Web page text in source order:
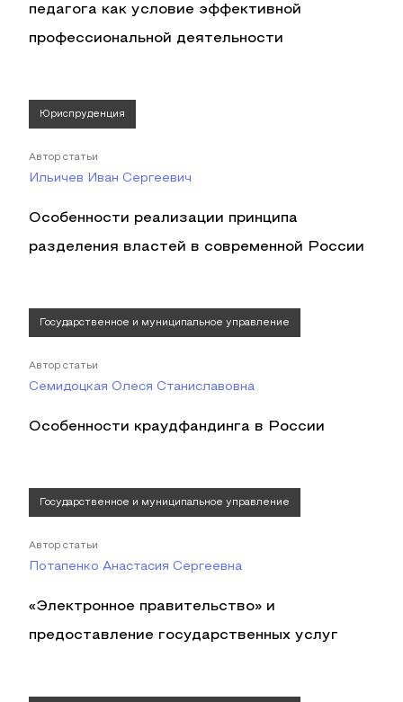
педагога как условие эффективной
профессиональной деятельности
Юриспруденция
Автор статьи
Ильичев Иван Сергеевич
Особенности реализации принципа
разделения властей в современной России
Государственное и муниципальное управление
Автор статьи
Семидоцкая Олеся Станиславовна
Особенности краудфандинга в России
Государственное и муниципальное управление
Автор статьи
Потапенко Анастасия Сергеевна
«Электронное правительство» и
предоставление государственных услуг